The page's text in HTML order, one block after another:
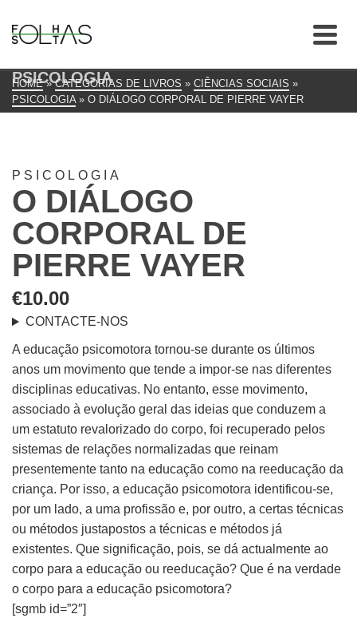
PSICOLOGIA
HOME » CATEGORIAS DE LIVROS » CIÊNCIAS SOCIAIS »
PSICOLOGIA » O DIÁLOGO CORPORAL DE PIERRE VAYER
PSICOLOGIA
O DIÁLOGO
CORPORAL DE
PIERRE VAYER
€10.00
CONTACTE-NOS
A educação psicomotora tornou-se durante os últimos
anos um movimento que tende a impor-se nas diferentes
disciplinas educativas. No entanto, esse movimento,
associado à evolução geral das ideias que conduzem a
um estatuto revalorizado do corpo, foi recuperado pelos
sistemas de relações normalizadas que reinam
presentemente tanto na educação como na reeducação da
criança. Por isso, a educação psicomotora identificou-se,
por um lado, a uma profissão e, por outro, a certas técnicas
ou métodos justapostos a técnicas e métodos já
existentes. Que significação, pois, se dá actualmente ao
corpo para a educação ou reeducação? Que é na verdade
o corpo para a educação psicomotora?
[sgmb id=”2″]